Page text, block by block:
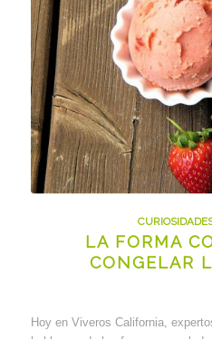
LA FORMA
CONGELAR
Hoy en Viveros California,